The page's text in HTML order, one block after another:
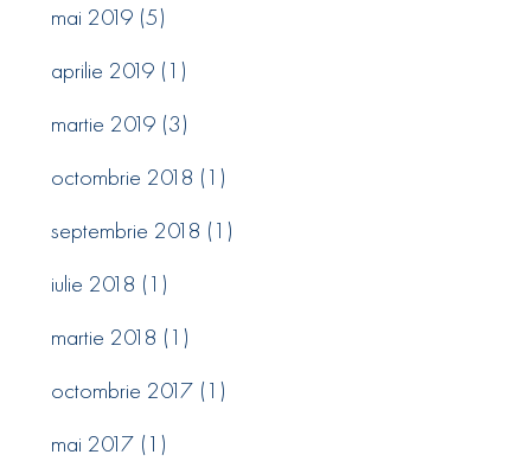
mai 2019(5)
aprilie 2019(1)
martie 2019(3)
octombrie 2018 (1)
septembrie 2018 (1)
iulie 2018 (1)
martie 2018 (1)
octombrie 2017(1)
mai 2017(1)